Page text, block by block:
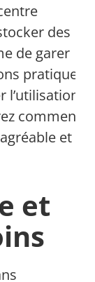
des
de garer
pratiques
comment
et
et